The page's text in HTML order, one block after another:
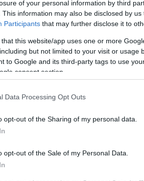
of your personal information by third
This information may also be disclosed by
Participants that may further disclose it to
that this website/app uses one or more
but not limited to your visit or usage
to Google and its third-party tags to use
consent section.
Data Processing Opt Outs
opt-out of the Sharing of my personal data.
opt-out of the Sale of my Personal Data.
de inversión. Debe ser clara,
clave a considerar incluyen: